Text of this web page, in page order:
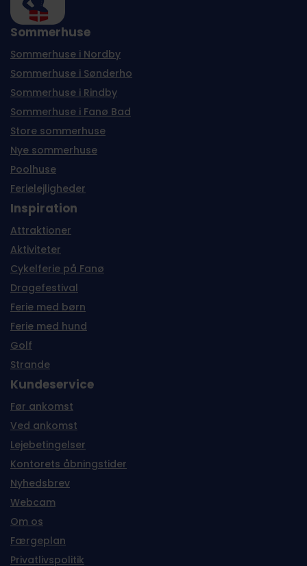
Sommerhuse
Sommerhuse i Nordby
Sommerhuse i Sønderho
Sommerhuse i Rindby
Sommerhuse i Fanø Bad
Store sommerhuse
Nye sommerhuse
Poolhuse
Ferielejligheder
Inspiration
Attraktioner
Aktiviteter
Cykelferie på Fanø
Dragefestival
Ferie med børn
Ferie med hund
Golf
Strande
Kundeservice
Før ankomst
Ved ankomst
Lejebetingelser
Kontorets åbningstider
Nyhedsbrev
Webcam
Om os
Færgeplan
Privatlivspolitik